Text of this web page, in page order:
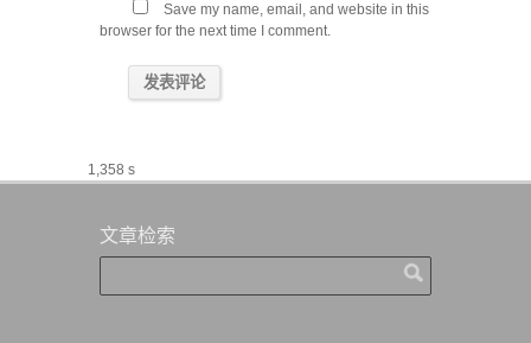
Save my name, email, and website in this
browser for the next time I comment.
1,358 s
文章检索